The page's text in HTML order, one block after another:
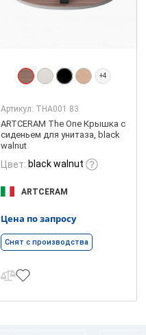
+4
Артикул: THA001 83
ARTCERAM The One Крышка с
сиденьем для унитаза, black
walnut
Цвет: black walnut
ARTCERAM
Цена по запросу
Снят с производства